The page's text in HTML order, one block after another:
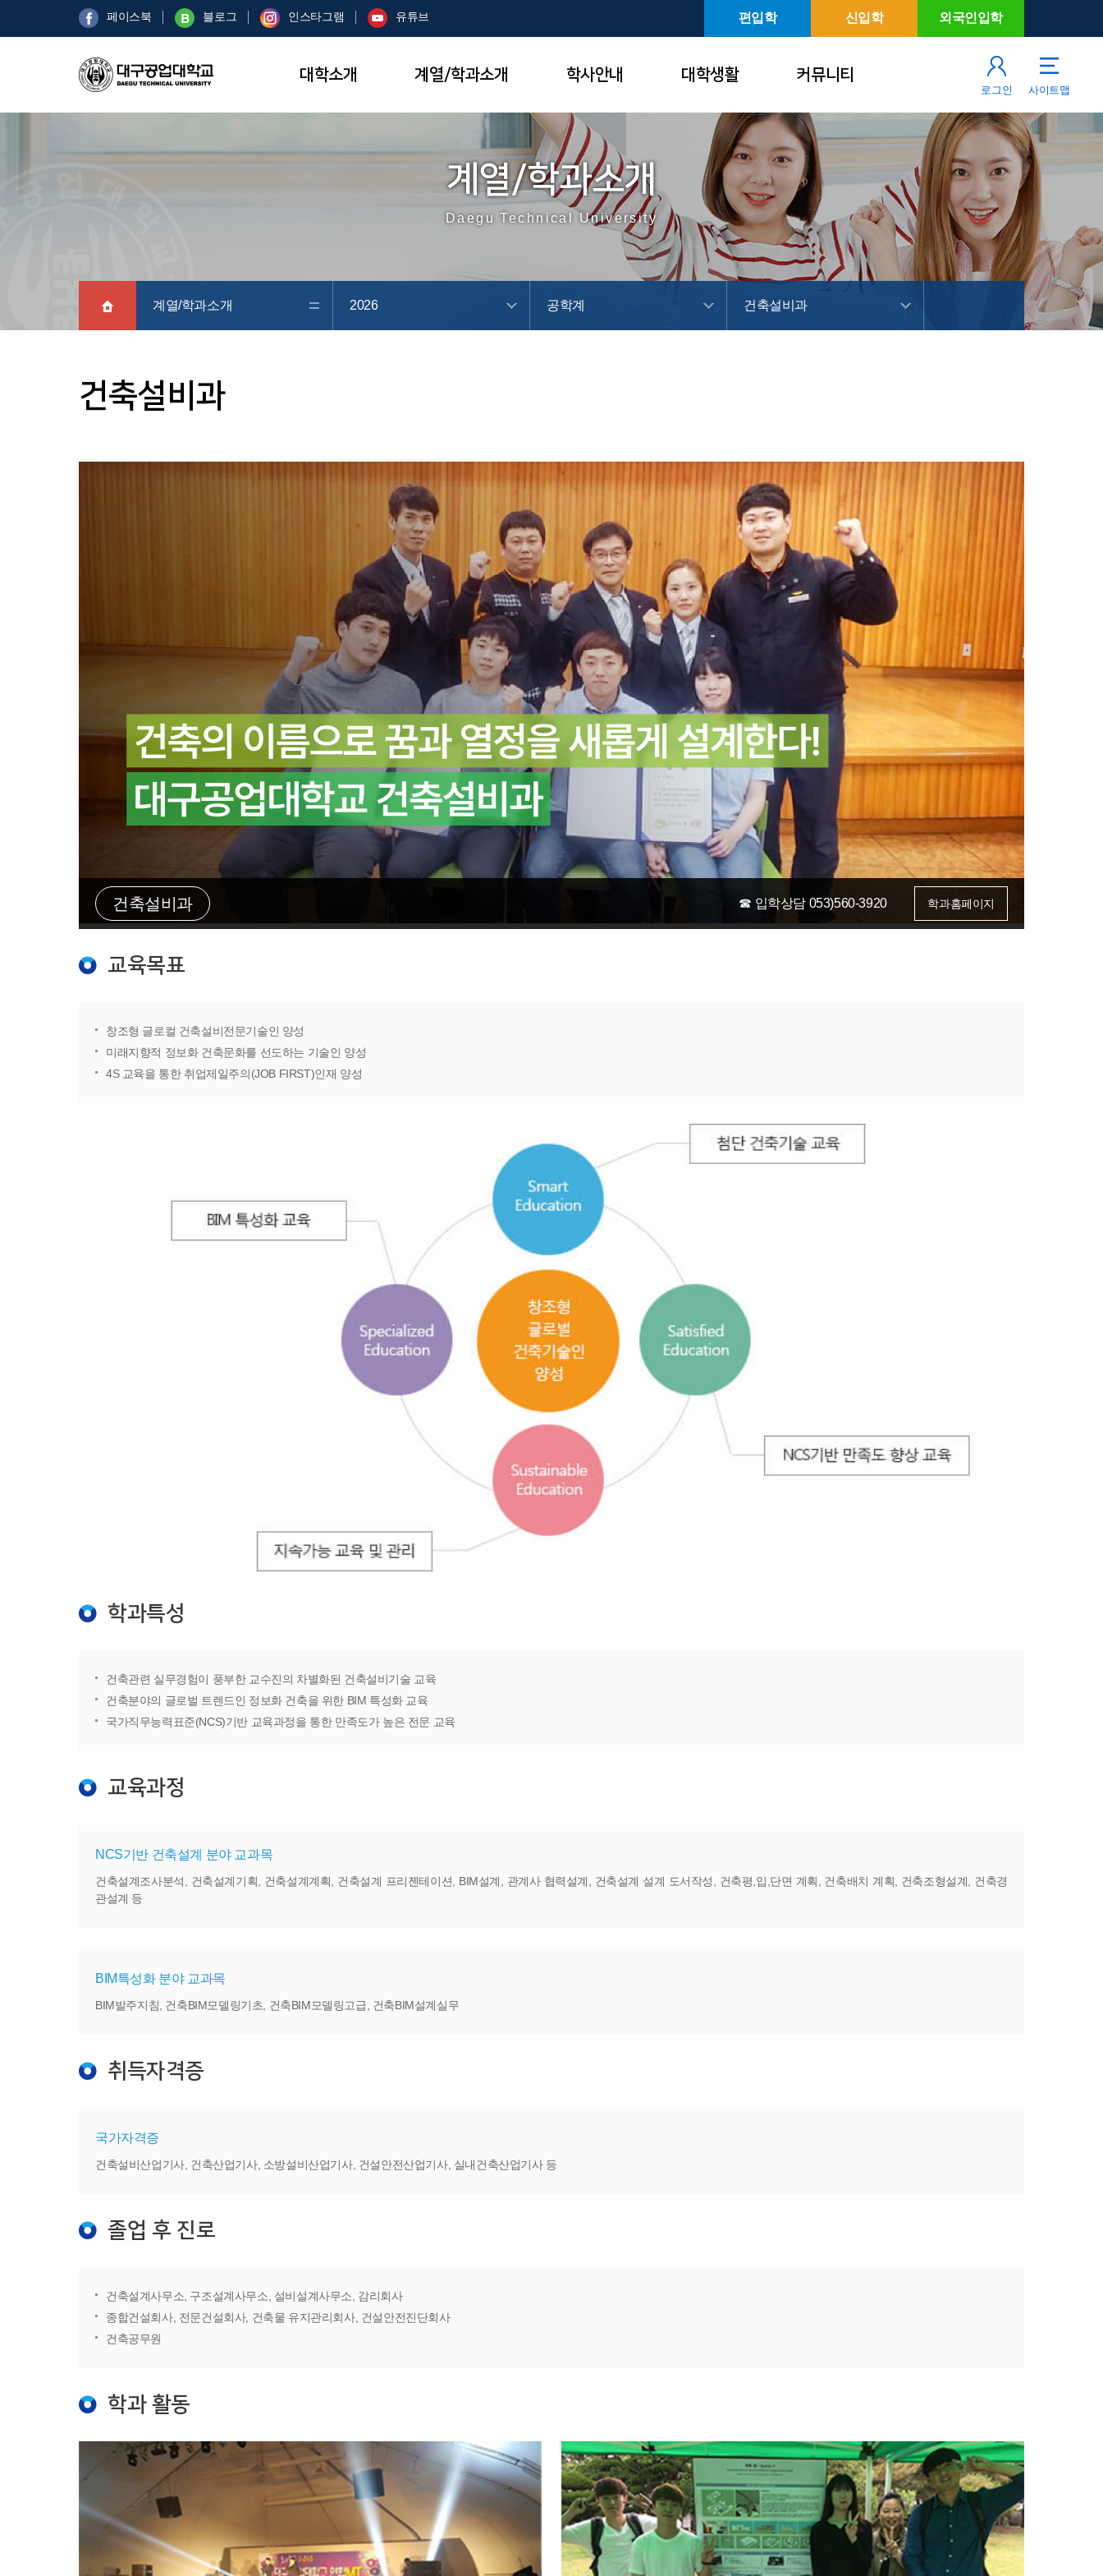
페이스북 블로그 인스타그램 유튜브 편입학 신입학 외국인입학
대학소개 계열/학과소개 학사안내 대학생활 커뮤니티
로그인 사이트맵
계열/학과소개
Daegu Technical University
계열/학과소개 2026 공학계 건축설비과
2026
공
학
건축설비과
건축설비과 ☎ 입학상담 053)560-3920 학과홈페이지
교육목표
창조형 글로컬 건축설비전문기술인 양성
미래지향적 정보화 건축문화를 선도하는 기술인 양성
4S 교육을 통한 취업제일주의(JOB FIRST)인재 양성
학과특성
건축관련 실무경험이 풍부한 교수진의 차별화된 건축설비기술 교육
건축분야의 글로벌 트렌드인 정보화 건축을 위한 BIM 특성화 교육
국가직무능력표준(NCS)기반 교육과정을 통한 만족도가 높은 전문 교육
교육과정
NCS기반 건축설계 분야 교과목
건축설계조사분석, 건축설계기획, 건축설계계획, 건축설계 프리젠테이션, BIM설계, 관계사 협력설계, 건축설계 설계 도서작성, 건축평,입,단면 계획, 건축배치 계획, 건축조형설계, 건축경
관설계 등
BIM특성화 분야 교과목
BIM발주지침, 건축BIM모델링기초, 건축BIM모델링고급, 건축BIM설계실무
취득자격증
국가자격증
건축설비산업기사, 건축산업기사, 소방설비산업기사, 건설안전산업기사, 실내건축산업기사 등
졸업 후 진로
건축설계사무소, 구조설계사무소, 설비설계사무소, 감리회사
종합건설회사, 전문건설회사, 건축물 유지관리회사, 건설안전진단회사
건축공무원
학과 활동